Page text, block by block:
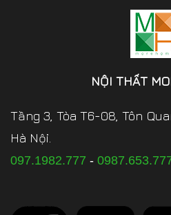
NỘI THẤT
Tầng 3, Tòa T6-08, Tôn
Hà Nội.
097.1982.777 -